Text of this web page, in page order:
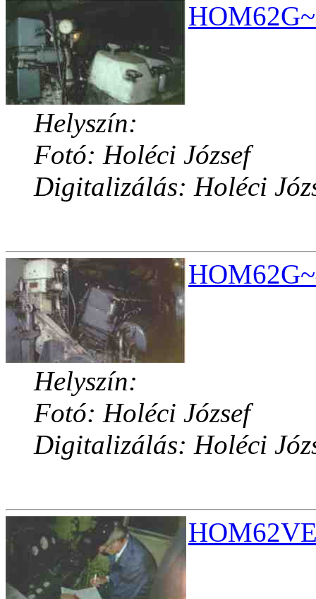
Helyszín:
Fotó: Holéci József
Digitalizálás: Holéci
Helyszín:
Fotó: Holéci József
Digitalizálás: Holéci